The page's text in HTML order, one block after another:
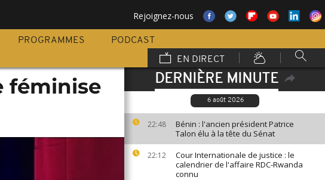
Rejoignez-nous
PROGRAMMES
PODCAST
EN DIRECT
DERNIÈRE MINUTE
6 août 2026
22:48
Bénin : l'ancien président Patrice
Talon élu à la tête du Sénat
22:12
Cour Internationale de justice : le
calendrier de l'affaire RDC-Rwanda
connu
féminise